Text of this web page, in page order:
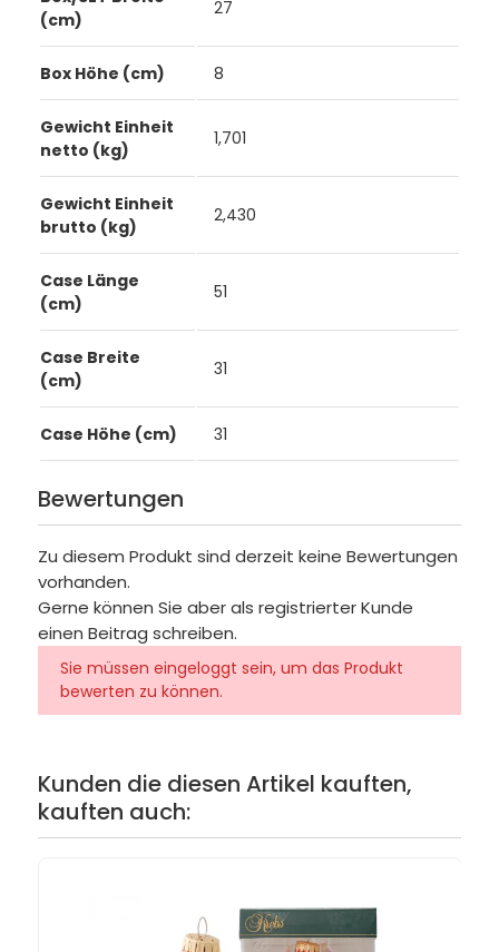
(cm)
27
Box Höhe (cm) 8
Gewicht Einheit
netto (kg)
1,701
Gewicht Einheit
brutto (kg)
2,430
Case Länge
(cm)
51
Case Breite
(cm)
31
Case Höhe (cm) 31
Bewertungen
Zu diesem Produkt sind derzeit keine Bewertungen
vorhanden.
Gerne können Sie aber als registrierter Kunde
einen Beitrag schreiben.
Sie müssen eingeloggt sein, um das Produkt
bewerten zu können.
Kunden die diesen Artikel kauften,
kauften auch: